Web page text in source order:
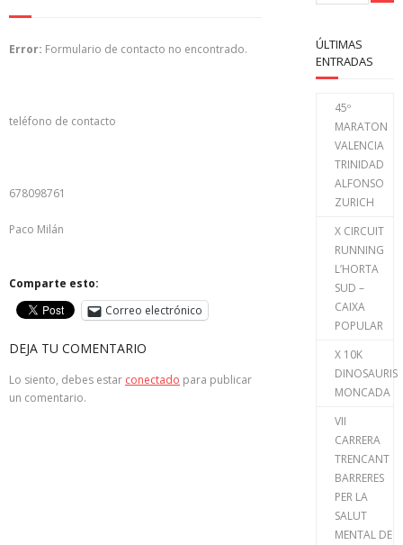
Error: Formulario de contacto no encontrado.
teléfono de contacto
678098761
Paco Milán
Comparte esto:
Correo electrónico
DEJA TU COMENTARIO
Lo siento, debes estar conectado para publicar
un comentario.
ÚLTIMAS
ENTRADAS
45º
MARATON
VALENCIA
TRINIDAD
ALFONSO
ZURICH
X CIRCUIT
RUNNING
L’HORTA
SUD –
CAIXA
POPULAR
X 10K
DINOSAURIS
MONCADA
VII
CARRERA
TRENCANT
BARRERES
PER LA
SALUT
MENTAL DE